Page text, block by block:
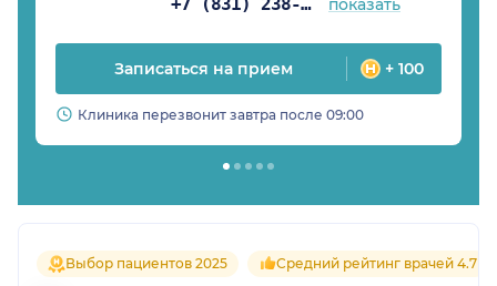
+7 (831) 238-99-14 показать
Записаться на прием + 100
Клиника перезвонит завтра после 09:00
Выбор пациентов 2025 Средний рейтинг врачей 4.7